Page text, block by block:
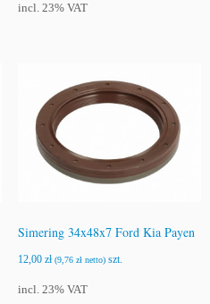
incl. 23% VAT
Simering 34x48x7 Ford Kia Payen
12,00 zł (9,76 złnetto)szt.
incl. 23% VAT